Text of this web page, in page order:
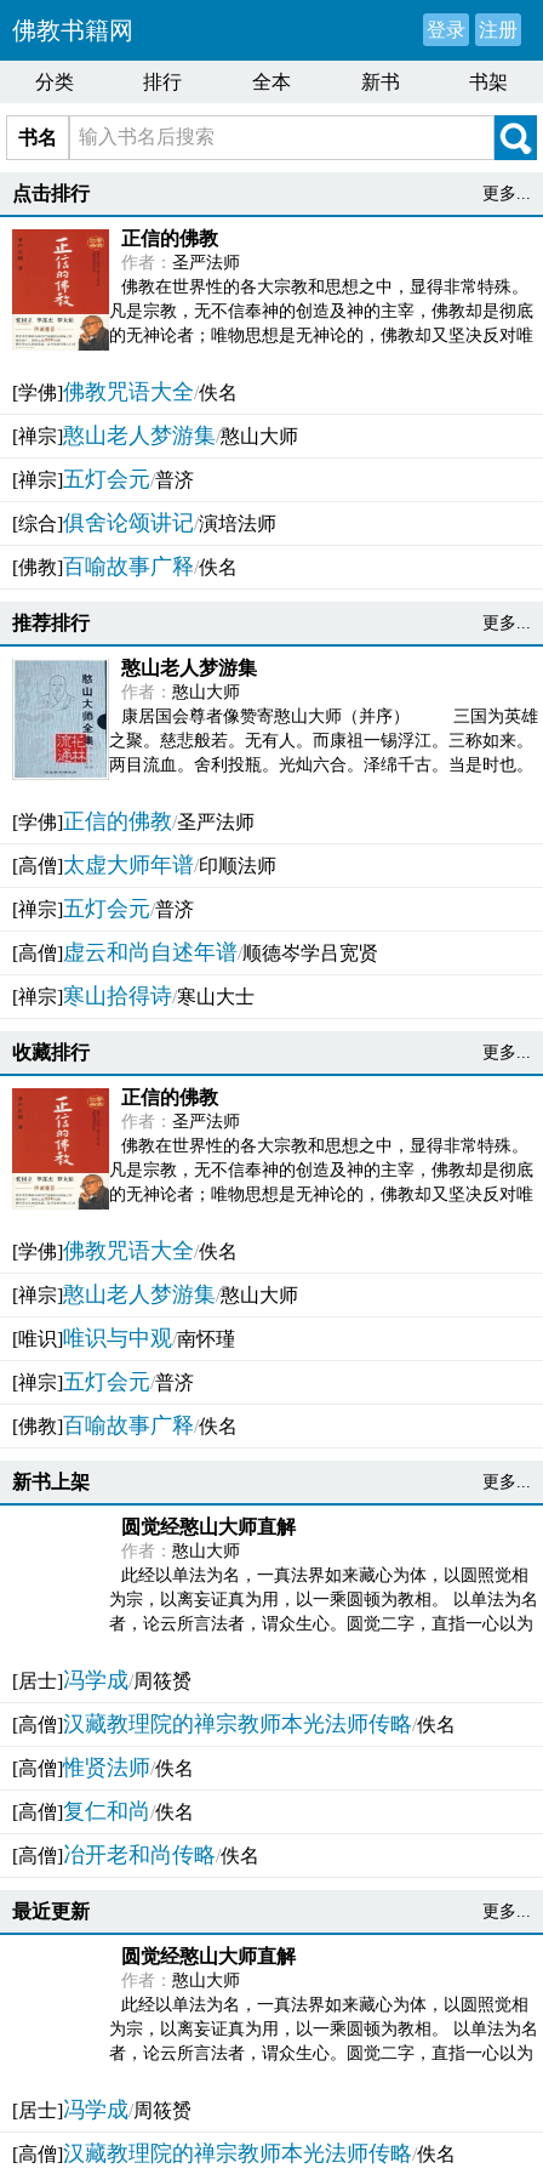
佛教书籍网 登录 注册
分类 排行 全本 新书 书架
书名
点击排行 更多...
正信的佛教
作者： 圣严法师
佛教在世界性的各大宗教和思想之中，显得非常特殊。
凡是宗教，无不信奉神的创造及神的主宰，佛教却是彻底
的无神论者；唯物思想是无神论的，佛教却又坚决反对唯
[学佛]佛教咒语大全/佚名
[禅宗]憨山老人梦游集/憨山大师
[禅宗]五灯会元/普济
[综合]俱舍论颂讲记/演培法师
[佛教]百喻故事广释/佚名
推荐排行 更多...
憨山老人梦游集
作者： 憨山大师
康居国会尊者像赞寄憨山大师（并序） 三国为英雄
之聚。慈悲般若。无有人。而康祖一锡浮江。三称如来。
两目流血。舍利投瓶。光灿六合。泽绵千古。当是时也。
[学佛]正信的佛教/圣严法师
[高僧]太虚大师年谱/印顺法师
[禅宗]五灯会元/普济
[高僧]虚云和尚自述年谱/顺德岑学吕宽贤
[禅宗]寒山拾得诗/寒山大士
收藏排行 更多...
正信的佛教
作者： 圣严法师
佛教在世界性的各大宗教和思想之中，显得非常特殊。
凡是宗教，无不信奉神的创造及神的主宰，佛教却是彻底
的无神论者；唯物思想是无神论的，佛教却又坚决反对唯
[学佛]佛教咒语大全/佚名
[禅宗]憨山老人梦游集/憨山大师
[唯识]唯识与中观/南怀瑾
[禅宗]五灯会元/普济
[佛教]百喻故事广释/佚名
新书上架 更多...
圆觉经憨山大师直解
作者： 憨山大师
此经以单法为名，一真法界如来藏心为体，以圆照觉相
为宗，以离妄证真为用，以一乘圆顿为教相。 以单法为名
者，论云所言法者，谓众生心。圆觉二字，直指一心以为
[居士]冯学成/周筱赟
[高僧]汉藏教理院的禅宗教师本光法师传略/佚名
[高僧]惟贤法师/佚名
[高僧]复仁和尚/佚名
[高僧]冶开老和尚传略/佚名
最近更新 更多...
圆觉经憨山大师直解
作者： 憨山大师
此经以单法为名，一真法界如来藏心为体，以圆照觉相
为宗，以离妄证真为用，以一乘圆顿为教相。 以单法为名
者，论云所言法者，谓众生心。圆觉二字，直指一心以为
[居士]冯学成/周筱赟
[高僧]汉藏教理院的禅宗教师本光法师传略/佚名